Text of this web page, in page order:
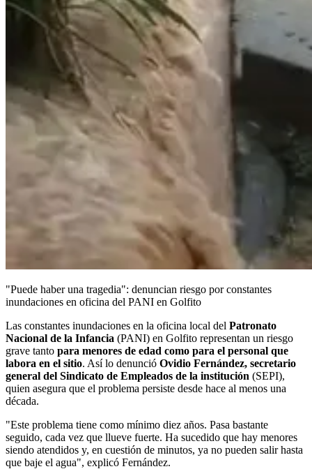
"Puede haber una tragedia": denuncian riesgo por constantes
inundaciones en oficina del PANI en Golfito
Las constantes inundaciones en la oficina local del Patronato
Nacional de la Infancia (PANI) en Golfito representan un riesgo
grave tanto para menores de edad como para el personal que
labora en el sitio. Así lo denunció Ovidio Fernández, secretario
general del Sindicato de Empleados de la institución (SEPI),
quien asegura que el problema persiste desde hace al menos una
década.
"Este problema tiene como mínimo diez años. Pasa bastante
seguido, cada vez que llueve fuerte. Ha sucedido que hay menores
siendo atendidos y, en cuestión de minutos, ya no pueden salir hasta
que baje el agua", explicó Fernández.